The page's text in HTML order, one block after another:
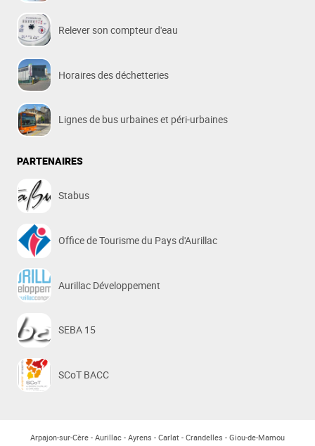
Relever son compteur d'eau
Horaires des déchetteries
Lignes de bus urbaines et péri-urbaines
PARTENAIRES
Stabus
Office de Tourisme du Pays d'Aurillac
Aurillac Développement
SEBA 15
SCoT BACC
Arpajon-sur-Cère Aurillac Ayrens Carlat Crandelles Giou-de-Mamou